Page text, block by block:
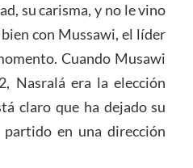
su carisma, y no le vino
con Mussawi, el líder
Cuando Musawi
Nasralá era la elección
claro que ha dejado su
en una dirección